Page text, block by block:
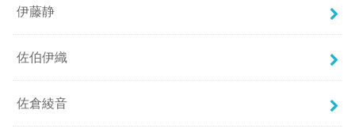
伊藤静
佐伯伊織
佐倉綾音